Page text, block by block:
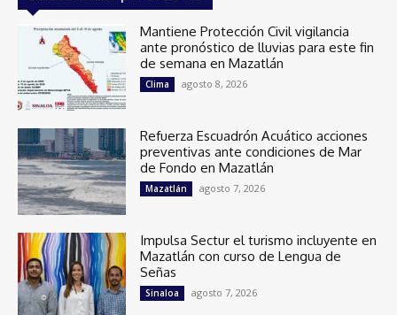
Mantiene Protección Civil vigilancia
ante pronóstico de lluvias para este fin
de semana en Mazatlán
Clima agosto 8, 2026
Refuerza Escuadrón Acuático acciones
preventivas ante condiciones de Mar
de Fondo en Mazatlán
Mazatlán agosto 7, 2026
Impulsa Sectur el turismo incluyente en
Mazatlán con curso de Lengua de
Señas
Sinaloa agosto 7, 2026